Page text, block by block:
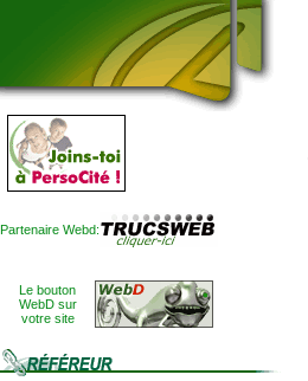
Partenaire Webd:
Le bouton
WebD sur
votre site